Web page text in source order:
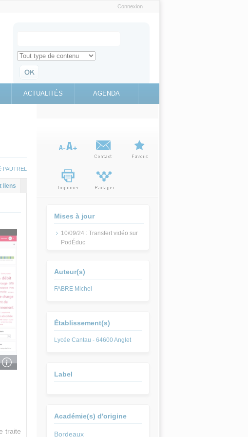
Connexion
Search for
Retrouvez toute l'information sur le site education.gouv.fr
ACTUALITÉS AGENDA
PAUTREL
liens
traite
Mises à jour
10/09/24 : Transfert vidéo sur
PodÉduc
Auteur(s)
FABRE Michel
Établissement(s)
Lycée Cantau - 64600 Anglet
Label
Académie(s) d'origine
Bordeaux